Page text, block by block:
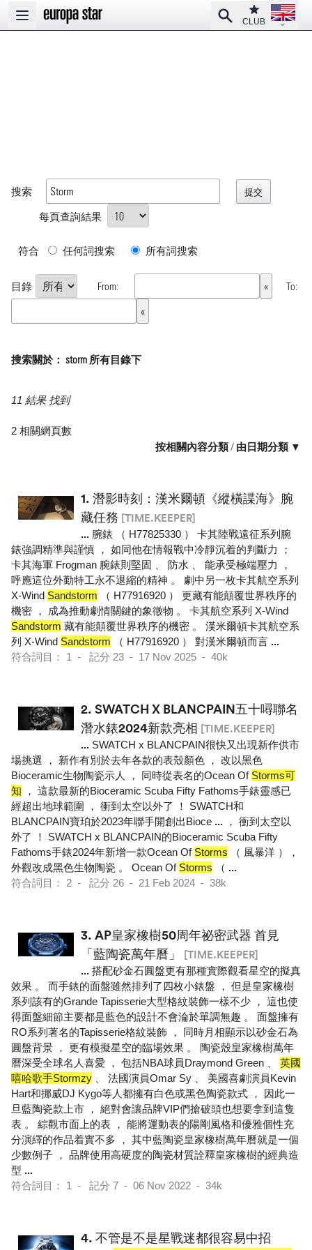
Open main menu
SearchClub
CLUB
Open
搜索
每頁查詢結果
符合 任何詞搜索 所有詞搜索
目錄 From: To:
搜索關於： storm 所有目錄下
11 結果 找到
2 相關網頁數
按相關內容分類/ 由日期分類 ▼
1. 潛影時刻：漢米爾頓《縱橫諜海》腕
藏任務 [TIME.KEEPER]
... 腕錶 （ H77825330 ） 卡其陸戰遠征系列腕
錶強調精準與謹慎 ， 如同他在情報戰中冷靜沉着的判斷力 ；
卡其海軍 Frogman 腕錶則堅固 、 防水 、 能承受極端壓力 ，
呼應這位外勤特工永不退縮的精神 。 劇中另一枚卡其航空系列
X-Wind Sandstorm （ H77916920 ） 更藏有能顛覆世界秩序的
機密 ， 成為推動劇情關鍵的象徵物 。 卡其航空系列 X-Wind
Sandstorm 藏有能顛覆世界秩序的機密 。 漢米爾頓卡其航空系
列 X-Wind Sandstorm （ H77916920 ） 對漢米爾頓而言 ...
符合詞目： 1 - 記分 23 - 17 Nov 2025 - 40k
2. SWATCH X BLANCPAIN五十噚聯名
潛水錶2024新款亮相 [TIME.KEEPER]
... SWATCH x BLANCPAIN很快又出現新作供市
場挑選 ， 新作有別於去年各款的表殼顏色 ， 改以黑色
Bioceramic生物陶瓷示人 ， 同時從表名的Ocean Of Storms可
知 ， 這款最新的Bioceramic Scuba Fifty Fathoms手錶靈感已
經超出地球範圍 ， 衝到太空以外了 ！ SWATCH和
BLANCPAIN寶珀於2023年聯手開創出Bioce ... ， 衝到太空以
外了 ！ SWATCH x BLANCPAIN的Bioceramic Scuba Fifty
Fathoms手錶2024年新增一款Ocean Of Storms （ 風暴洋 ），
外觀改成黑色生物陶瓷 。 Ocean Of Storms （ ...
符合詞目： 2 - 記分 26 - 21 Feb 2024 - 38k
3. AP皇家橡樹50周年祕密武器 首見
「藍陶瓷萬年曆」
[TIME.KEEPER]
... 搭配砂金石圓盤更有那種實際觀看星空的擬真
效果 。 而手錶的面盤雖然排列了四枚小錶盤 ， 但是皇家橡樹
系列該有的Grande Tapisserie大型格紋裝飾一樣不少 ， 這也使
得面盤細節主要都是藍色的設計不會淪於單調無趣 。 面盤擁有
RO系列著名的Tapisserie格紋裝飾 ， 同時月相顯示以砂金石為
圓盤背景 ， 更有模擬星空的臨場效果 。 陶瓷殼皇家橡樹萬年
曆深受全球名人喜愛 ， 包括NBA球員Draymond Green 、 英國
嘻哈歌手Stormzy 、 法國演員Omar Sy 、 美國喜劇演員Kevin
Hart和挪威DJ Kygo等人都擁有白色或黑色陶瓷款式 ， 因此一
旦藍陶瓷款上市 ， 絕對會讓品牌VIP們搶破頭也想要拿到這隻
表 。 綜觀市面上的表 ， 能將運動表的陽剛風格和優雅個性充
分演繹的作品着實不多 ， 其中藍陶瓷皇家橡樹萬年曆就是一個
少數例子 ， 品牌使用高硬度的陶瓷材質詮釋皇家橡樹的經典造
型 ...
符合詞目： 1 - 記分 7 - 06 Nov 2022 - 34k
4. 不管是不是星戰迷都很容易中招